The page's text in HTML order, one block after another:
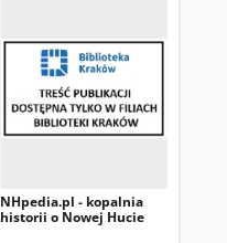
NHpedia.pl - kopalnia
historii o Nowej Hucie